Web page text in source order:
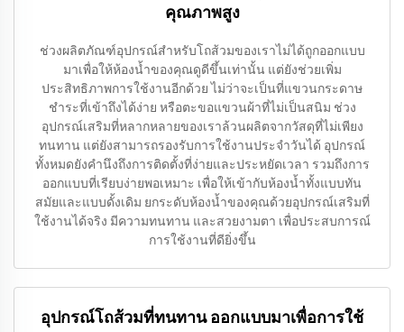
คุณภาพสูง
ช่วงผลิตภัณฑ์อุปกรณ์สำหรับโถส้วมของเราไม่ได้ถูกออกแบบ
มาเพื่อให้ห้องน้ำของคุณดูดีขึ้นเท่านั้น แต่ยังช่วยเพิ่ม
ประสิทธิภาพการใช้งานอีกด้วย ไม่ว่าจะเป็นที่แขวนกระดาษ
ชำระที่เข้าถึงได้ง่าย หรือตะขอแขวนผ้าที่ไม่เป็นสนิม ช่วง
อุปกรณ์เสริมที่หลากหลายของเราล้วนผลิตจากวัสดุที่ไม่เพียง
ทนทาน แต่ยังสามารถรองรับการใช้งานประจำวันได้ อุปกรณ์
ทั้งหมดยังคำนึงถึงการติดตั้งที่ง่ายและประหยัดเวลา รวมถึงการ
ออกแบบที่เรียบง่ายพอเหมาะ เพื่อให้เข้ากับห้องน้ำทั้งแบบทัน
สมัยและแบบดั้งเดิม ยกระดับห้องน้ำของคุณด้วยอุปกรณ์เสริมที่
ใช้งานได้จริง มีความทนทาน และสวยงามตา เพื่อประสบการณ์
การใช้งานที่ดียิ่งขึ้น
อุปกรณ์โถส้วมที่ทนทาน ออกแบบมาเพื่อการใช้